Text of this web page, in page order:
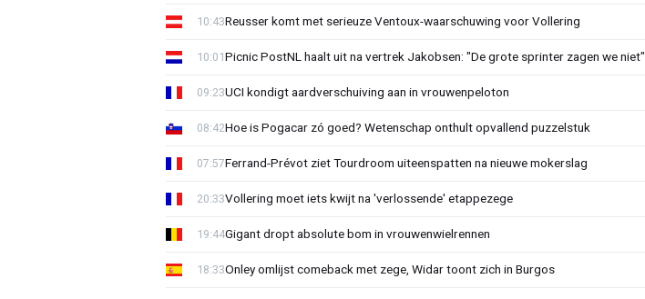
Reusser komt met serieuze Ventoux-waarschuwing voor Vollering
10:43
Picnic PostNL haalt uit na vertrek Jakobsen: "De grote sprinter zagen we niet"
10:01
UCI kondigt aardverschuiving aan in vrouwenpeloton
09:23
Hoe is Pogacar zó goed? Wetenschap onthult opvallend puzzelstuk
08:42
Ferrand-Prévot ziet Tourdroom uiteenspatten na nieuwe mokerslag
07:57
Vollering moet iets kwijt na 'verlossende' etappezege
20:33
Gigant dropt absolute bom in vrouwenwielrennen
19:44
Onley omlijst comeback met zege, Widar toont zich in Burgos
18:33